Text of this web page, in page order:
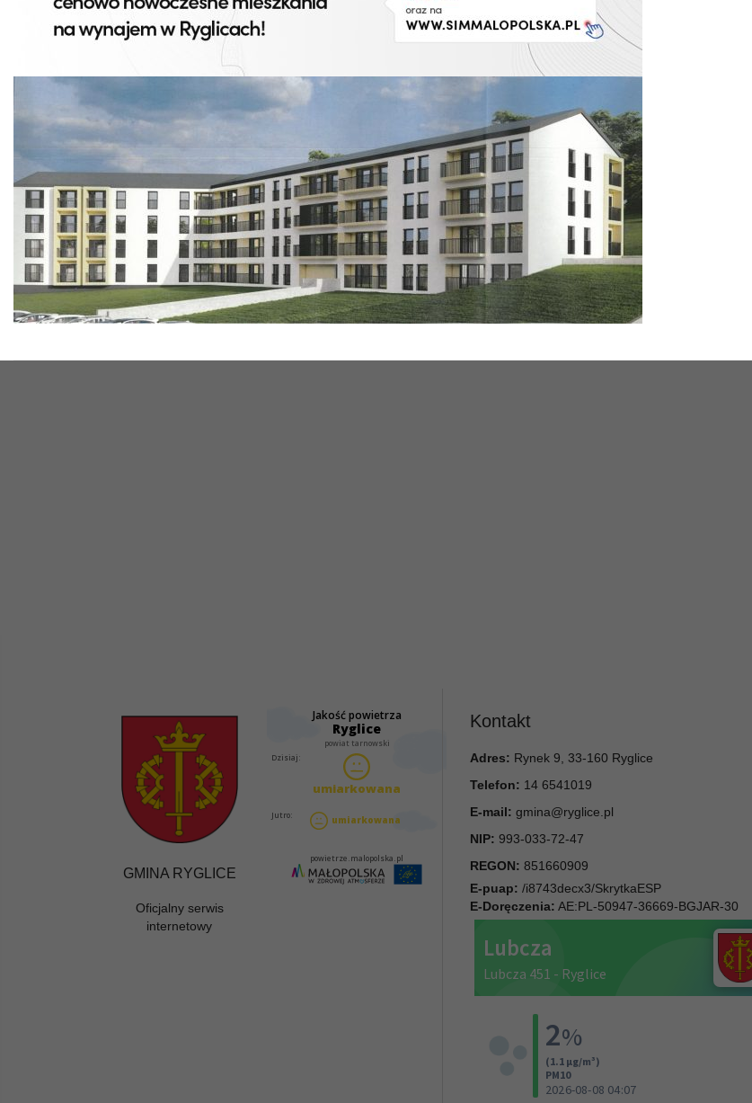
GMINA RYGLICE
Oficjalny serwis
internetowy
Kontakt
Adres: Rynek 9, 33-160 Ryglice
Telefon: 14 6541019
E-mail: gmina@ryglice.pl
NIP: 993-033-72-47
REGON: 851660909
E-puap: /i8743decx3/SkrytkaESP
E-Doręczenia: AE:PL-50947-36669-BGJAR-30